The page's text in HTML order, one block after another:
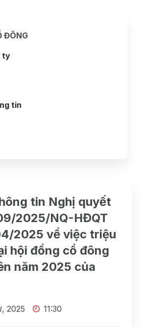
ĐÔNG
ty
tin
tin Nghị quyết
2025/NQ-HĐQT
2025 về việc triệu
hội đồng cổ đông
năm 2025 của
2025 11:30